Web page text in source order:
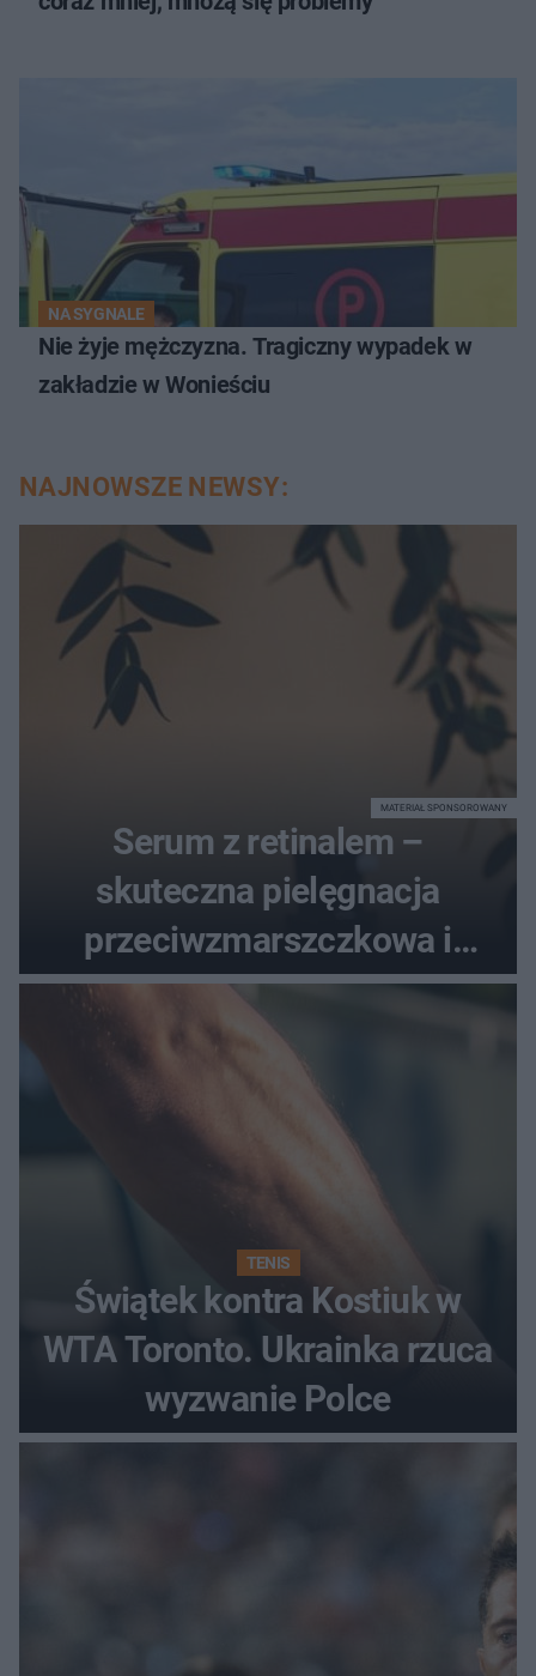
NA SYGNALE
Nie żyje mężczyzna. Tragiczny wypadek w
zakładzie w Wonieściu
NAJNOWSZE NEWSY:
Serum z retinalem –
skuteczna pielęgnacja
przeciwzmarszczkowa i
regenerująca
MATERIAŁ SPONSOROWANY
TENIS
Świątek kontra Kostiuk w
WTA Toronto. Ukrainka rzuca
wyzwanie Polce